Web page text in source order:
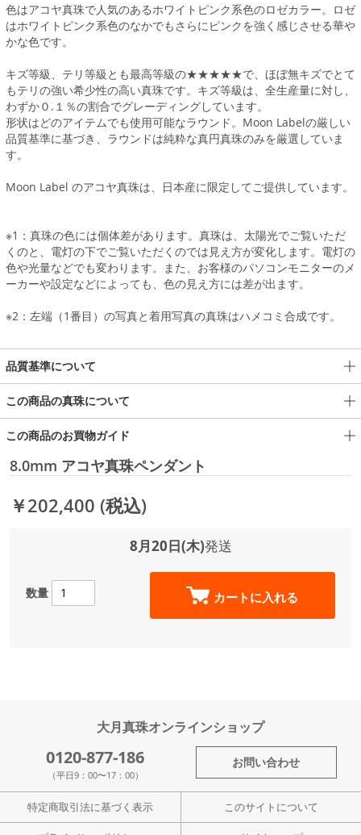
色はアコヤ真珠で人気のあるホワイトピンク系色のロゼカラー。ロゼ
はホワイトピンク系色のなかでもさらにピンクを強く感じさせる華や
かな色です。
キズ等級、テリ等級とも最高等級の★★★★★で、ほぼ無キズでとて
もテリの強い希少性の高い真珠です。キズ等級は、全生産量に対し、
わずか０.１％の割合でグレーディングしています。
形状はどのアイテムでも使用可能なラウンド。Moon Labelの厳しい
品質基準に基づき、ラウンドは純粋な真円真珠のみを厳選していま
す。
Moon Label のアコヤ真珠は、日本産に限定してご提供しています。
※1：真珠の色には個体差があります。真珠は、太陽光でご覧いただ
くのと、電灯の下でご覧いただくのでは見え方が変化します。電灯の
色や光量などでも変わります。また、お客様のパソコンモニターのメ
ーカーや設定などによっても、色の見え方には差が出ます。
※2：左端（1番目）の写真と着用写真の真珠はハメコミ合成です。
品質基準について
この商品の真珠について
この商品のお買物ガイド
8.0mm アコヤ真珠ペンダント
￥202,400 (税込)
8月20日(木)発送
数量 カートに入れる
大月真珠オンラインショップ
0120-877-186
（平日9：00〜17：00）
お問い合わせ
特定商取引法に基づく表示 このサイトについて